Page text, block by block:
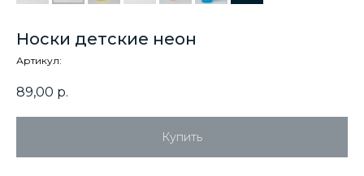
Носки детские неон
Артикул:
89,00 р.
Купить